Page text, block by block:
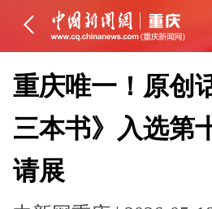
重庆唯一！原创
三本书》入选第
请展